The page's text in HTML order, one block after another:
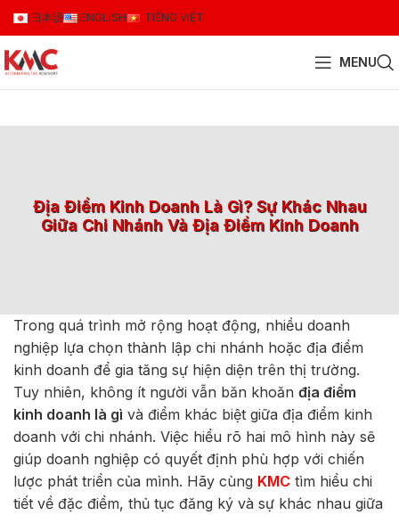
日本語 ENGLISH TIẾNG VIỆT
MENU
Địa Điểm Kinh Doanh Là Gì? Sự Khác Nhau
Giữa Chi Nhánh Và Địa Điểm Kinh Doanh
Trong quá trình mở rộng hoạt động, nhiều doanh
nghiệp lựa chọn thành lập chi nhánh hoặc địa điểm
kinh doanh để gia tăng sự hiện diện trên thị trường.
Tuy nhiên, không ít người vẫn băn khoăn địa điểm
kinh doanh là gì và điểm khác biệt giữa địa điểm kinh
doanh với chi nhánh. Việc hiểu rõ hai mô hình này sẽ
giúp doanh nghiệp có quyết định phù hợp với chiến
lược phát triển của mình. Hãy cùng KMC tìm hiểu chi
tiết về đặc điểm, thủ tục đăng ký và sự khác nhau giữa